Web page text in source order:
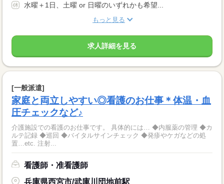
水曜＋1日、土曜 or 日曜のいずれかも希望...
もっと見る
求人詳細を見る
[一般派遣]
家庭と両立しやすい◎看護のお仕事＊体温・血
圧チェックなど♪
介護施設での看護のお仕事です。 具体的には… ◆内服薬の管理 ◆カ
ルテ記録 ◆巡回 ◆バイタルサインチェック ◆発疹やケガなどの処
置…etc. 注射...
看護師・准看護師
兵庫県西宮市/武庫川団地前駅